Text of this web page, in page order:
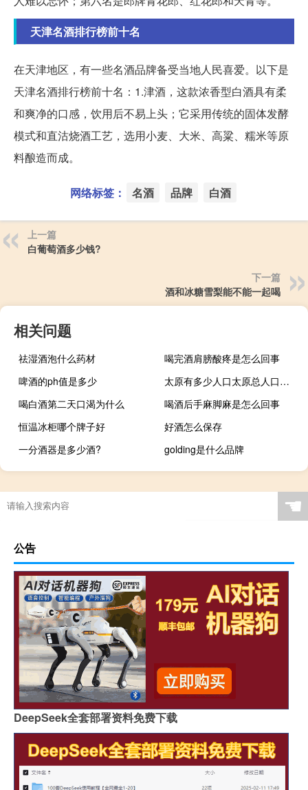
天津名酒排行榜前十名
在天津地区，有一些名酒品牌备受当地人民喜爱。以下是
天津名酒排行榜前十名：1.津酒，这款浓香型白酒具有柔
和爽净的口感，饮用后不易上头；它采用传统的固体发酵
模式和直沽烧酒工艺，选用小麦、大米、高粱、糯米等原
料酿造而成。
网络标签： 名酒 品牌 白酒
上一篇
白葡萄酒多少钱?
下一篇
酒和冰糖雪梨能不能一起喝
相关问题
祛湿酒泡什么药材
喝完酒肩膀酸疼是怎么回事
啤酒的ph值是多少
太原有多少人口太原总人口有多少
喝白酒第二天口渴为什么
喝酒后手麻脚麻是怎么回事
恒温冰柜哪个牌子好
好酒怎么保存
一分酒器是多少酒?
golding是什么品牌
☚
公告
DeepSeek全套部署资料免费下载